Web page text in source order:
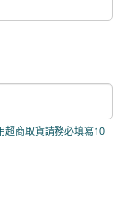
超商取貨請務必填寫10